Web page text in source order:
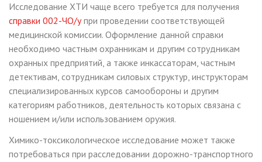
Исследование ХТИ чаще всего требуется для получения
справки 002-ЧО/упри проведении соответствующей
медицинской комиссии. Оформление данной справки
необходимо частным охранникам и другим сотрудникам
охранных предприятий, а также инкассаторам, частным
детективам, сотрудникам силовых структур, инструкторам
специализированных курсов самообороны и другим
категориям работников, деятельность которых связана с
ношением и/или использованием оружия.
Химико-токсикологическое исследование может также
потребоваться при расследовании дорожно-транспортного